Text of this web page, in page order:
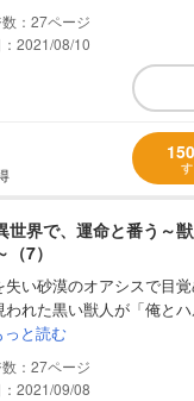
27
2021/08/10
150
世界で、運命と番う～
（7）
失い砂漠のオアシスで目
われた黒い獣人が「俺とハ
っと読む
27
2021/09/08